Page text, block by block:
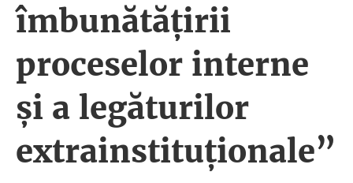
îmbunătățirii
proceselor interne
și a legăturilor
extrainstituționale”